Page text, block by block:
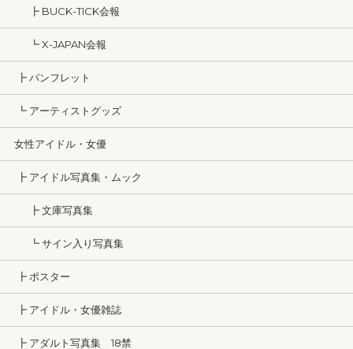
┣ BUCK-TICK会報
┗ X-JAPAN会報
┣ パンフレット
┗ アーティストグッズ
女性アイドル・女優
┣ アイドル写真集・ムック
┣ 文庫写真集
┗ サイン入り写真集
┣ ポスター
┣ アイドル・女優雑誌
┣ アダルト写真集 18禁